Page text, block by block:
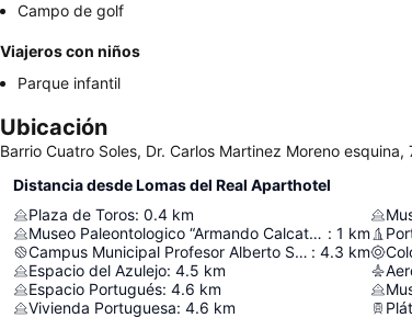
Campo de golf
Viajeros con niños
Parque infantil
Ubicación
Barrio Cuatro Soles, Dr. Carlos Martinez Moreno
Distancia desde Lomas del Real Aparthotel
Plaza de Toros: 0.4 km
Museo Paleontologico “Armando Calcaterra” : 1 km
Campus Municipal Profesor Alberto Supicci : 4.3 km
Espacio del Azulejo: 4.5 km
Espacio Portugués: 4.6 km
Vivienda Portuguesa: 4.6 km